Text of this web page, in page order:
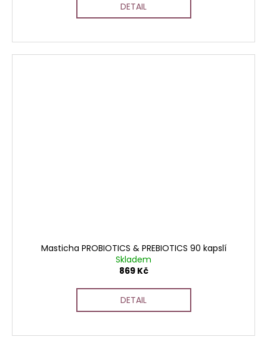
DETAIL
Masticha PROBIOTICS & PREBIOTICS 90 kapslí
Skladem
869 Kč
DETAIL